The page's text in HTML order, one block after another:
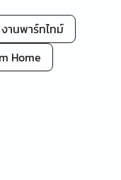
งานพาร์ทไทม์
Home